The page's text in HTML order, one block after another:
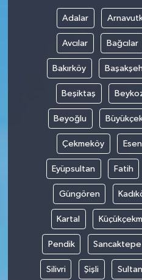
Adalar
Avcılar Bağcılar
Bakırköy
Beşiktaş
Beyoğlu
Çekmeköy
Eyüpsultan Fatih
Güngören
Kartal
Pendik Sancaktepe
Silivri Şişli